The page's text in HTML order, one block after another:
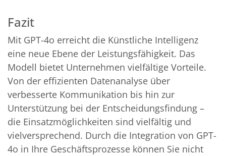
Fazit
Mit GPT-4o erreicht die Künstliche Intelligenz
eine neue Ebene der Leistungsfähigkeit. Das
Modell bietet Unternehmen vielfältige Vorteile.
Von der effizienten Datenanalyse über
verbesserte Kommunikation bis hin zur
Unterstützung bei der Entscheidungsfindung –
die Einsatzmöglichkeiten sind vielfältig und
vielversprechend. Durch die Integration von GPT-
4o in Ihre Geschäftsprozesse können Sie nicht